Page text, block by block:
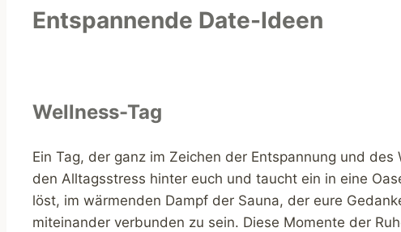
Entspannende Date-Ideen
Wellness-Tag
Ein Tag, der ganz im Zeichen der Entspannung und
den Alltagsstress hinter euch und taucht ein in eine
löst, im wärmenden Dampf der Sauna, der eure
miteinander verbunden zu sein. Diese Momente der